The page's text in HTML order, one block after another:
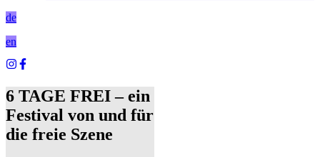
de
en
6 TAGE FREI – ein
Festival von und für
die freie Szene